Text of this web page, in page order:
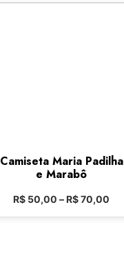
Camiseta Maria Padilha
e Marabô
R$ 50,00 –R$70,00